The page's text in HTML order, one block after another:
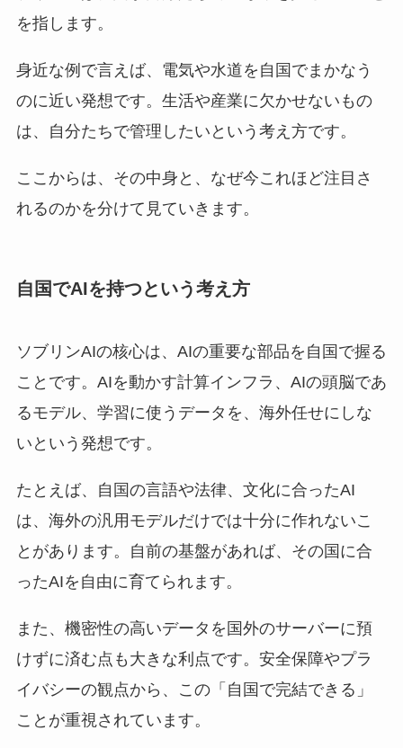
を指します。
身近な例で言えば、電気や水道を自国でまかなう
のに近い発想です。生活や産業に欠かせないもの
は、自分たちで管理したいという考え方です。
ここからは、その中身と、なぜ今これほど注目さ
れるのかを分けて見ていきます。
自国でAIを持つという考え方
ソブリンAIの核心は、AIの重要な部品を自国で握る
ことです。AIを動かす計算インフラ、AIの頭脳であ
るモデル、学習に使うデータを、海外任せにしな
いという発想です。
たとえば、自国の言語や法律、文化に合ったAI
は、海外の汎用モデルだけでは十分に作れないこ
とがあります。自前の基盤があれば、その国に合
ったAIを自由に育てられます。
また、機密性の高いデータを国外のサーバーに預
けずに済む点も大きな利点です。安全保障やプラ
イバシーの観点から、この「自国で完結できる」
ことが重視されています。